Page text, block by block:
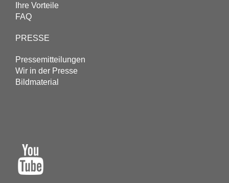
Ihre Vorteile
FAQ
PRESSE
Pressemitteilungen
Wir in der Presse
Bildmaterial